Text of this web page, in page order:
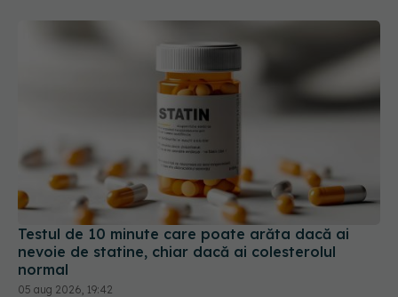
Testul de 10 minute care poate arăta dacă ai
nevoie de statine, chiar dacă ai colesterolul
normal
05 aug 2026, 19:42